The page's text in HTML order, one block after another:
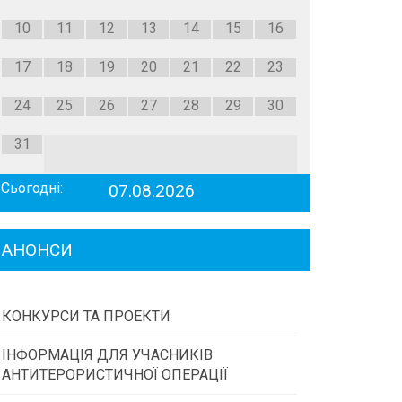
10 11 12 13 14 15 16
17 18 19 20 21 22 23
24 25 26 27 28 29 30
31
Сьогодні: 07.08.2026
АНОНСИ
КОНКУРСИ ТА ПРОЕКТИ
Конкурс проектів та програм місцевого
самоврядування
ІНФОРМАЦІЯ ДЛЯ УЧАСНИКІВ
АНТИТЕРОРИСТИЧНОЇ ОПЕРАЦІЇ